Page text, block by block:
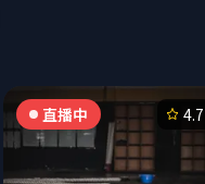
直播中 4.7